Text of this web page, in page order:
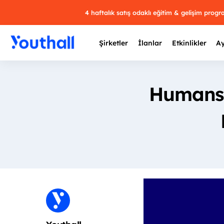
4 haftalık satış odaklı eğitim & gelişim
Şirketler İlanlar Etkinlikler